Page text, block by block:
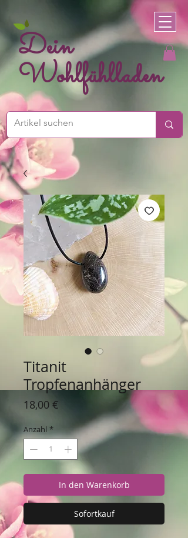
Dein
Wohlfühlladen
Titanit
Tropfenanhänger
18,00 €
Anzahl *
In den Warenkorb
Sofortkauf